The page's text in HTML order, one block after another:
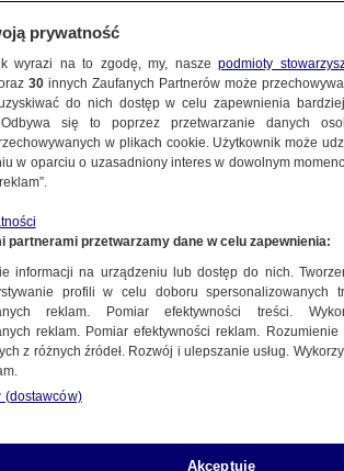
Raport o Funduszu
prywatność
wyrazi na to zgodę, my, naszepodmioty
30 innych Zaufanych Partnerów może
do nich dostęp w celu zapewnienia
się to poprzez przetwarzanie danych
w plikach cookie. Użytkownik może
w oparciu o uzasadniony interes w dowolnym
partnerami przetwarzamy dane w celu zapewnienia:
informacji na urządzeniu lub dostęp do nich.
profili w celu doboru spersonalizowanych
reklam. Pomiar efektywności treści.
reklam. Pomiar efektywności reklam.
z różnych źródeł. Rozwój i ulepszanie usług.
(dostawców)
Akceptuję